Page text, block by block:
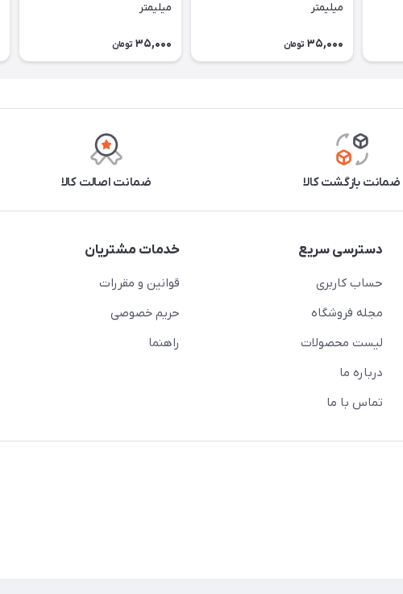
میلیمتر
35,000 تومان
میلیمتر
35,000 تومان
ضمانت بازگشت کالا ضمانت اصالت کالا
دسترسی سریع
حساب کاربری
مجله فروشگاه
لیست محصولات
درباره ما
تماس با ما
خدمات مشتریان
قوانین و مقررات
حریم خصوصی
راهنما